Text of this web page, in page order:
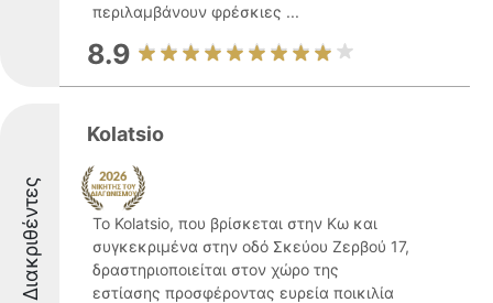
περιλαμβάνουν φρέσκιες ...
8.9
Διακριθέντες
Kolatsio
Το Kolatsio, που βρίσκεται στην Κω και
συγκεκριμένα στην οδό Σκεύου Ζερβού 17,
δραστηριοποιείται στον χώρο της
εστίασης προσφέροντας ευρεία ποικιλία